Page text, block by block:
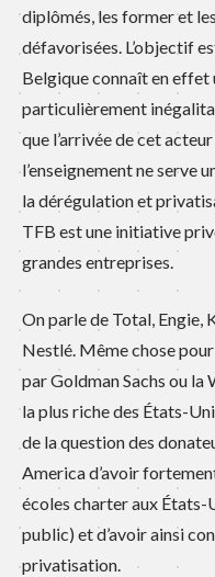
diplômés, les former et
défavorisées. L’objectif
Belgique connaît en effet
particulièrement
que l’arrivée de cet
l’enseignement ne serve
la dérégulation et
TFB est une initiative
grandes entreprises.
On parle de Total, Engie,
Nestlé. Même chose
par Goldman Sachs ou
la plus riche des États-
de la question des
America d’avoir
écoles charter aux États-
public) et d’avoir ainsi
privatisation.